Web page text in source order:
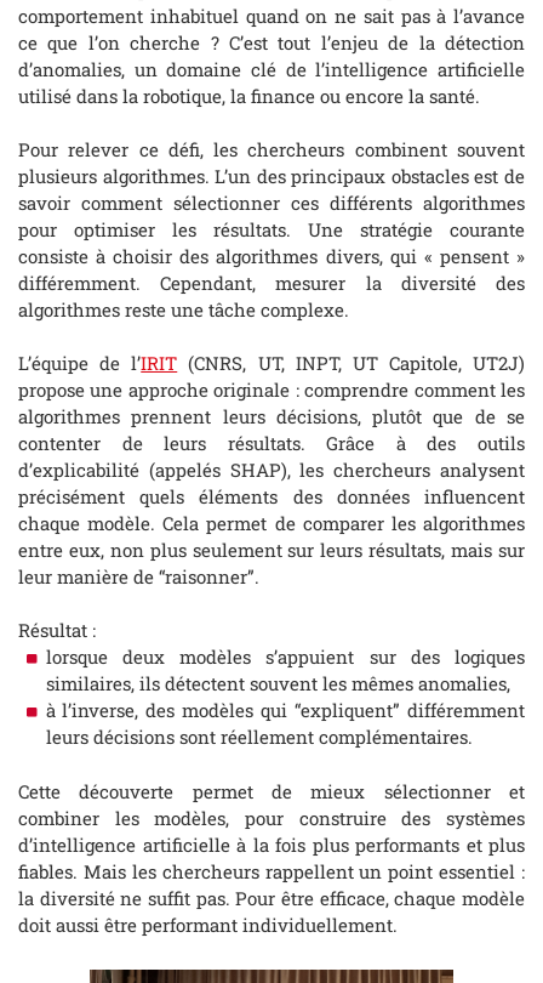
comportement inhabituel quand on ne sait pas à l’avance
ce que l’on cherche ? C’est tout l’enjeu de la détection
d’anomalies, un domaine clé de l’intelligence artificielle
utilisé dans la robotique, la finance ou encore la santé.
Pour relever ce défi, les chercheurs combinent souvent
plusieurs algorithmes. L’un des principaux obstacles est de
savoir comment sélectionner ces différents algorithmes
pour optimiser les résultats. Une stratégie courante
consiste à choisir des algorithmes divers, qui « pensent »
différemment. Cependant, mesurer la diversité des
algorithmes reste une tâche complexe.
L’équipe de l’IRIT (CNRS, UT, INPT, UT Capitole, UT2J)
propose une approche originale : comprendre comment les
algorithmes prennent leurs décisions, plutôt que de se
contenter de leurs résultats. Grâce à des outils
d’explicabilité (appelés SHAP), les chercheurs analysent
précisément quels éléments des données influencent
chaque modèle. Cela permet de comparer les algorithmes
entre eux, non plus seulement sur leurs résultats, mais sur
leur manière de “raisonner”.
Résultat :
lorsque deux modèles s’appuient sur des logiques
similaires, ils détectent souvent les mêmes anomalies,
à l’inverse, des modèles qui “expliquent” différemment
leurs décisions sont réellement complémentaires.
Cette découverte permet de mieux sélectionner et
combiner les modèles, pour construire des systèmes
d’intelligence artificielle à la fois plus performants et plus
fiables. Mais les chercheurs rappellent un point essentiel :
la diversité ne suffit pas. Pour être efficace, chaque modèle
doit aussi être performant individuellement.